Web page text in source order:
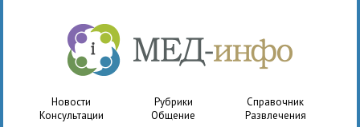
Новости Рубрики
Справочник
Консультации
Общение Развлечения